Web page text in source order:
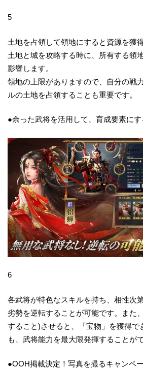
5
土地を占領して領地にすると資源を獲
土地と城を攻略する時に、所有する領
影響します。
領地の上限がありますので、自分の戦
ルの土地を占領することも重要です。
●余った武将を活用して、育成要素にす
6
各武将が特色なスキルを持ち、相性次
劣勢を逆転することが可能です。また
すること)させると、「宝物」を獲得で
も、武将能力を最大限発揮することが
●OOH掲載決定！写真を撮るキャンペ